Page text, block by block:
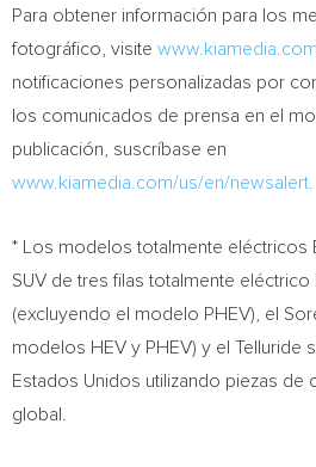
Para obtener información para los
fotográfico, visite www.kiamedia.com
notificaciones personalizadas por
los comunicados de prensa en el
publicación, suscríbase en
www.kiamedia.com/us/en/newsalert.
* Los modelos totalmente eléctricos
SUV de tres filas totalmente eléctrico
(excluyendo el modelo PHEV), el
modelos HEV y PHEV) y el Telluride
Estados Unidos utilizando piezas de
global.